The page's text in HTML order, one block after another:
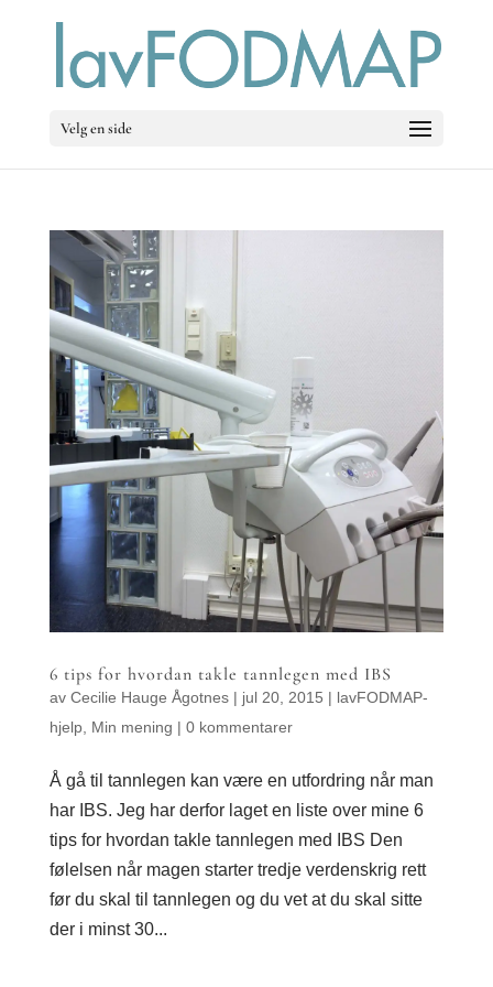
Velg en side
6 tips for hvordan takle tannlegen med IBS
av Cecilie Hauge Ågotnes| jul 20, 2015 | lavFODMAP-
hjelp, Min mening | 0 kommentarer
Å gå til tannlegen kan være en utfordring når man
har IBS. Jeg har derfor laget en liste over mine 6
tips for hvordan takle tannlegen med IBS Den
følelsen når magen starter tredje verdenskrig rett
før du skal til tannlegen og du vet at du skal sitte
der i minst 30...